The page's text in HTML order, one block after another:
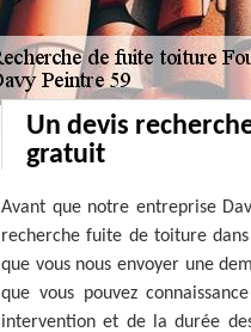
Un devis
gratuit
Avant que notre entreprise
recherche fuite de toiture
que vous nous envoyer une
que vous pouvez
intervention et de la durée